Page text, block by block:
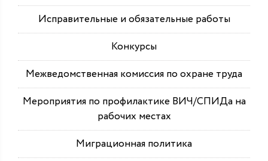
Исправительные и обязательные работы
Конкурсы
Межведомственная комиссия по охране труда
Мероприятия по профилактике ВИЧ/СПИДа на
рабочих местах
Миграционная политика